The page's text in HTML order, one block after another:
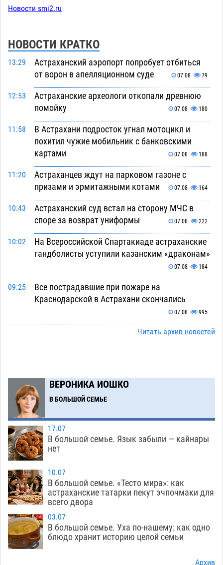
Новости smi2.ru
НОВОСТИ КРАТКО
13:29
Астраханский аэропорт попробует отбиться
от ворон в апелляционном суде
07.08 79
12:53
Астраханские археологи откопали древнюю
помойку
07.08 180
11:58
В Астрахани подросток угнал мотоцикл и
похитил чужие мобильник с банковскими
картами
07.08 188
11:20
Астраханцев ждут на парковом газоне с
призами и эрмитажными котами
07.08 164
10:43
Астраханский суд встал на сторону МЧС в
споре за возврат униформы
07.08 222
10:02
На Всероссийской Спартакиаде астраханские
гандболисты уступили казанским «драконам»
07.08 184
09:25
Все пострадавшие при пожаре на
Краснодарской в Астрахани скончались
07.08 995
Астраханский суд оценил четыре удара по
19:36
Завтра астраханская жара вновь приблизится
к 40-градусному пределу
18:57
В Астрахани впервые открыли смену по
теории игр
18:23
В пятницу без электричества окажутся
Астрахань, Ахтубинск и 6 поселений
17:40
В астраханском поселке ведутся работы по
двум федеральным проектам
16:59
Модное дефиле собак и кошек пройдет в
Астрахани
06.08
Читать архив новостей
ВЕРОНИКА ИОШКО
В БОЛЬШОЙ СЕМЬЕ
17.07
В большой семье. Язык забыли — кайнары
нет
10.07
В большой семье. «Тесто мира»: как
астраханские татарки пекут эчпочмаки для
всего двора
03.07
В большой семье. Уха по-нашему: как одно
блюдо хранит историю целой семьи
Архив